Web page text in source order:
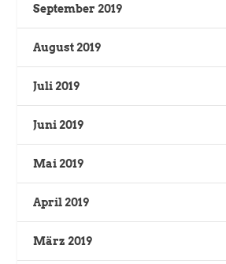
September 2019
August 2019
Juli 2019
Juni 2019
Mai 2019
April 2019
März 2019